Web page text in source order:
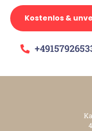
Kostenlos &